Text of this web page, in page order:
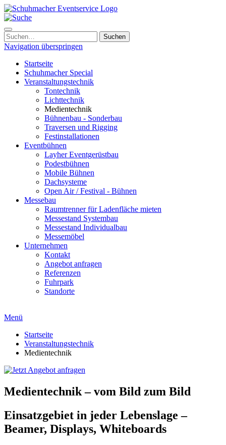
Navigation überspringen
Startseite
Schuhmacher Special
Veranstaltungstechnik
Tontechnik
Lichttechnik
Medientechnik
Bühnenbau - Sonderbau
Traversen und Rigging
Festinstallationen
Eventbühnen
Layher Eventgerüstbau
Podestbühnen
Mobile Bühnen
Dachsysteme
Open Air / Festival - Bühnen
Messebau
Raumtrenner für Ladenfläche mieten
Messestand Systembau
Messestand Individualbau
Messemöbel
Unternehmen
Kontakt
Angebot anfragen
Referenzen
Fuhrpark
Standorte
Menü
Startseite
Veranstaltungstechnik
Medientechnik
Medientechnik – vom Bild zum Bild
Einsatzgebiet in jeder Lebenslage –
Beamer, Displays, Whiteboards